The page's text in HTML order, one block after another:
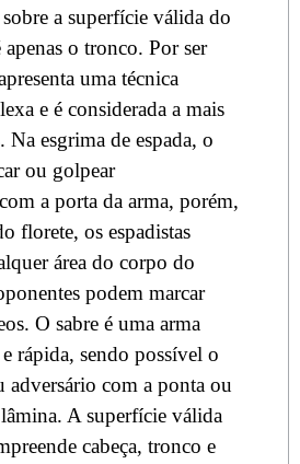
a superfície válida do
o tronco. Por ser
uma técnica
e é considerada a mais
Na esgrima de espada, o
ou golpear
a porta da arma, porém,
florete, os espadistas
área do corpo do
podem marcar
O sabre é uma arma
rápida, sendo possível o
adversário com a ponta ou
A superfície válida
cabeça, tronco e